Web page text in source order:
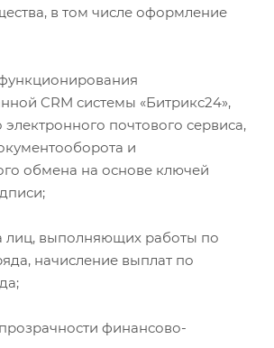
в том числе оформление
CRM системы «Битрикс24»,
почтового сервиса,
и
обмена на основе ключей
лиц, выполняющих работы по
начисление выплат по
финансово-